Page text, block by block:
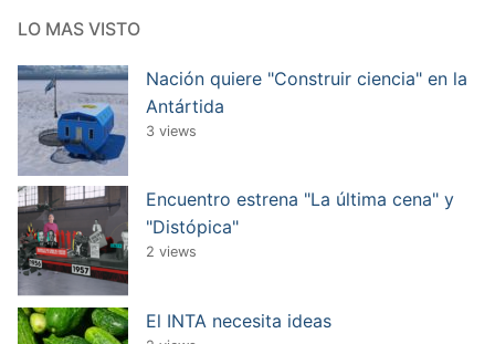
LO MAS VISTO
Nación quiere "Construir ciencia" en la
Antártida
3 views
Encuentro estrena "La última cena" y
"Distópica"
2 views
El INTA necesita ideas